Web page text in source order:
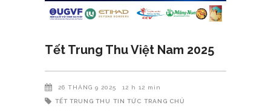
Tết Trung Thu Việt Nam 2025
26 THÁNG 9 2025 12 h 12 min
TẾT TRUNG THU TIN TỨC TRANG CHỦ